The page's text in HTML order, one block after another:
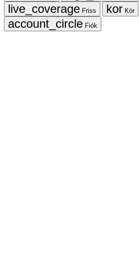
Friss
Kör
Fiók